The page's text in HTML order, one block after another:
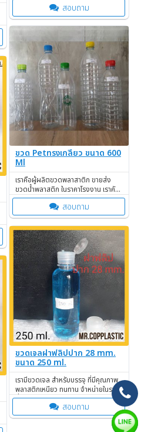
สอบถาม
ขวด Petทรงเกลียว ขนาด 600
Ml
เราคือผู้ผลิตขวดพลาสาติก ขายส่ง
ขวดน้ำพลาสติก ในราคาโรงงาน เราคัด
ขวดคุณภาพเกรด A
สอบถาม
ขวดเจลฝาฟลิปปาก 28 mm.
ขนาด 250 ml.
เรามีขวดเจล สำหรับบรรจุ ที่มีคุณภาพ
พลาสติกเหนียว ทนทาน จำหน่ายในราคา
ที่ถูก
สอบถาม